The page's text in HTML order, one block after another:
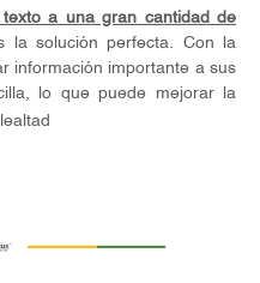
a una gran cantidad de
la solución perfecta. Con la
información importante a sus
lo que puede mejorar la